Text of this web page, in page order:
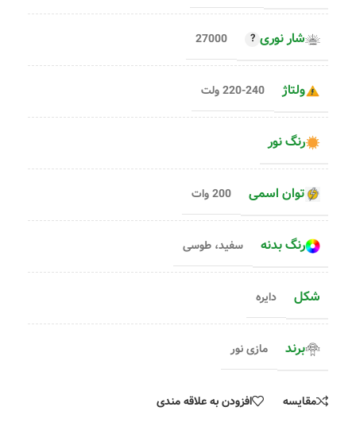
شار نوری 27000
ولتاژ 220-240 ولت
رنگ نور
توان اسمی 200 وات
رنگ بدنه سفید، طوسی
شکل دایره
برند مازی نور
مقایسه افزودن به علاقه مندی